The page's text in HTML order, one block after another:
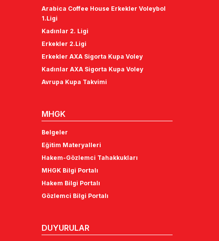
Arabica Coffee House Erkekler Voleybol
1.Ligi
Kadınlar 2. Ligi
Erkekler 2.Ligi
Erkekler AXA Sigorta Kupa Voley
Kadınlar AXA Sigorta Kupa Voley
Avrupa Kupa Takvimi
MHGK
Belgeler
Eğitim Materyalleri
Hakem-Gözlemci Tahakkukları
MHGK Bilgi Portalı
Hakem Bilgi Portalı
Gözlemci Bilgi Portalı
DUYURULAR